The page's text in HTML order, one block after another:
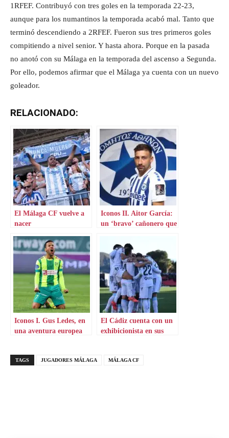
1RFEF. Contribuyó con tres goles en la temporada 22-23,
aunque para los numantinos la temporada acabó mal. Tanto que
terminó descendiendo a 2RFEF. Fueron sus tres primeros goles
compitiendo a nivel senior. Y hasta ahora. Porque en la pasada
no anotó con su Málaga en la temporada del ascenso a Segunda.
Por ello, podemos afirmar que el Málaga ya cuenta con un nuevo
goleador.
RELACIONADO:
El Málaga CF vuelve a
nacer
Iconos II. Aitor García:
un ‘bravo’ cañonero que
Iconos I. Gus Ledes, en
una aventura europea
El Cádiz cuenta con un
exhibicionista en sus
TAGS JUGADORES MÁLAGA MÁLAGA CF